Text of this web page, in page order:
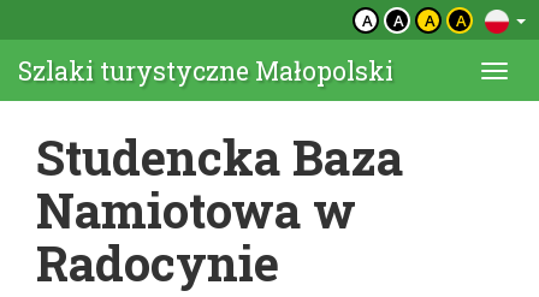
A A A A
Szlaki turystyczne Małopolski
Studencka Baza
Namiotowa w
Radocynie